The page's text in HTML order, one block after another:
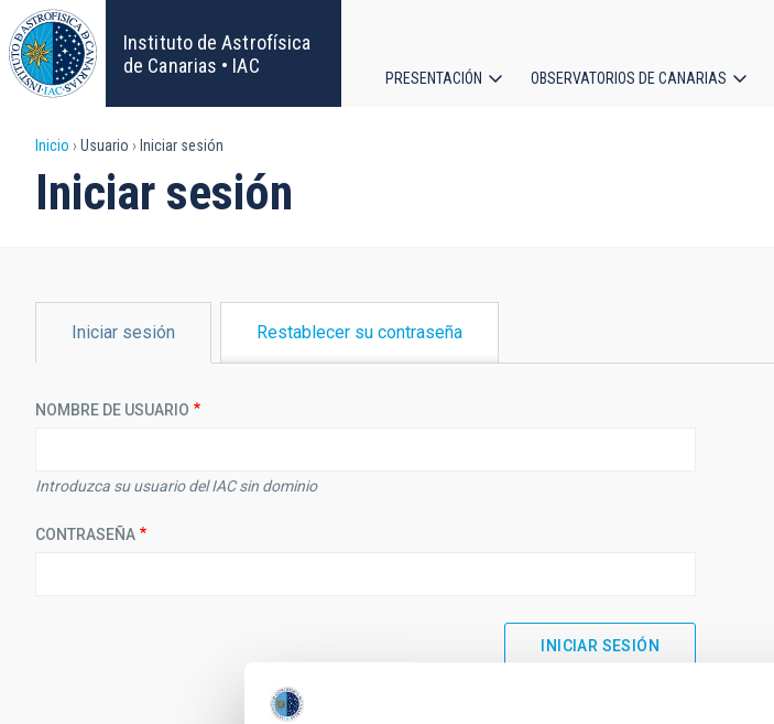
Pasar
al
contenido
principal
Instituto de Astrofísica
de Canarias • IAC
PRESENTACIÓN OBSERVATORIOS DE CANARIAS
Sobrescribir
enlaces
ayuda
a
la
Inicio Usuario Iniciar sesión
Iniciar sesión
PRINCIPALES
Iniciar sesión Restablecer su contraseña
NOMBRE DE USUARIO
Introduzca su usuario del IAC sin dominio
CONTRASEÑA